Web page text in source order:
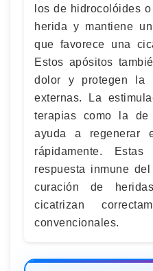
los de hidrocolóides
herida y mantiene
que favorece una
Estos apósitos
dolor y protegen la
externas. La
terapias como la
ayuda a regenerar
rápidamente.
respuesta inmune
curación de
cicatrizan
convencionales.